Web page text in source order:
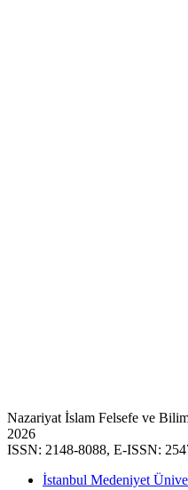
Nazariyat İslam Felsefe ve
2026
ISSN: 2148-8088, E-ISSN:
İstanbul Medeniyet